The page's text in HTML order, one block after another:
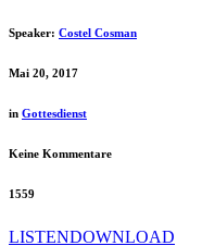
Speaker: Costel Cosman
Mai 20, 2017
in Gottesdienst
Keine Kommentare
1559
LISTENDOWNLOAD